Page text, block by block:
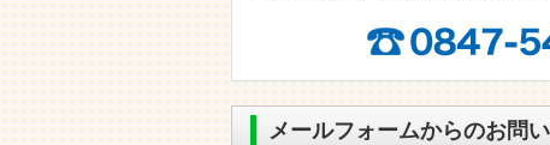
メールフォームからのお問